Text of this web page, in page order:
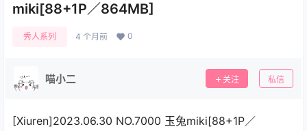
miki[88+1P／864MB]
秀人系列 4 个月前 0
喵小二 关注 私信
[Xiuren]2023.06.30 NO.7000 玉兔miki[88+1P／